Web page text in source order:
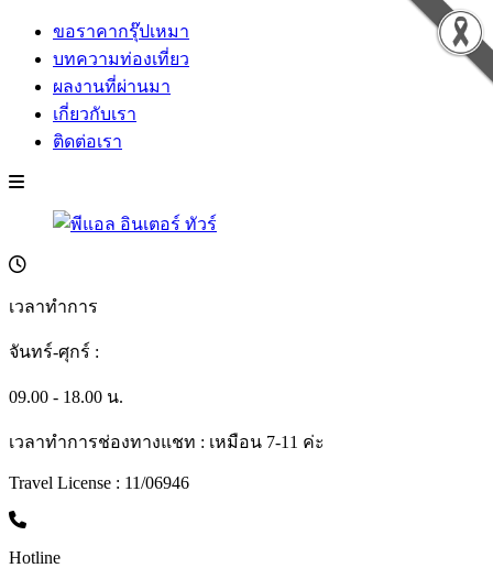
ขอราคากรุ๊ปเหมา
บทความท่องเที่ยว
ผลงานที่ผ่านมา
เกี่ยวกับเรา
ติดต่อเรา
เวลาทำการ
จันทร์-ศุกร์ :
09.00 - 18.00 น.
เวลาทำการช่องทางแชท : เหมือน 7-11 ค่ะ
Travel License : 11/06946
Hotline